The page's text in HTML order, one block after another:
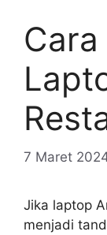
7 Maret
Jika laptop
menjadi